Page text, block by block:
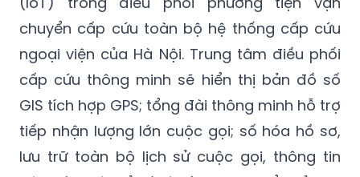
chuyển cấp cứu toàn bộ hệ thống cấp cứu
ngoại viện của Hà Nội. Trung tâm điều phối
cấp cứu thông minh sẽ hiển thị bản đồ số
GIS tích hợp GPS; tổng đài thông minh hỗ trợ
tiếp nhận lượng lớn cuộc gọi; số hóa hồ sơ,
lưu trữ toàn bộ lịch sử cuộc gọi, thông tin